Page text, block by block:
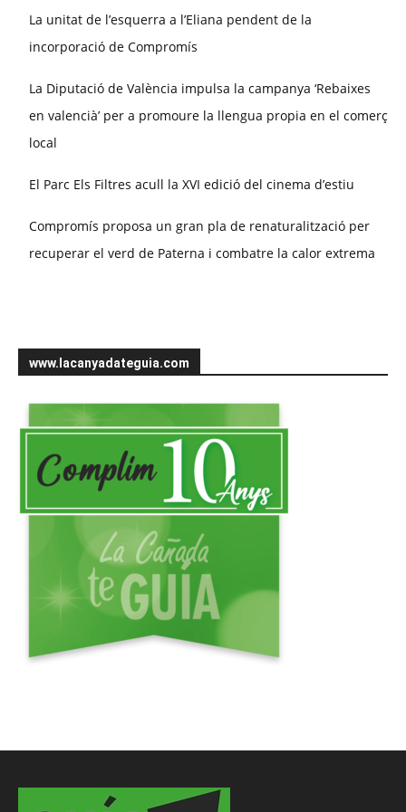
La unitat de l’esquerra a l’Eliana pendent de la
incorporació de Compromís
La Diputació de València impulsa la campanya ‘Rebaixes
en valencià’ per a promoure la llengua propia en el comerç
local
El Parc Els Filtres acull la XVI edició del cinema d’estiu
Compromís proposa un gran pla de renaturalització per
recuperar el verd de Paterna i combatre la calor extrema
www.lacanyadateguia.com